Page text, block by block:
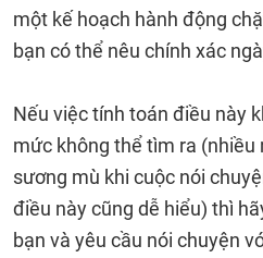
một kế hoạch hành động
bạn có thể nêu chính xác
Nếu việc tính toán điều này
mức không thể tìm ra (nhiều
sương mù khi cuộc nói
điều này cũng dễ hiểu) thì
bạn và yêu cầu nói chuyện